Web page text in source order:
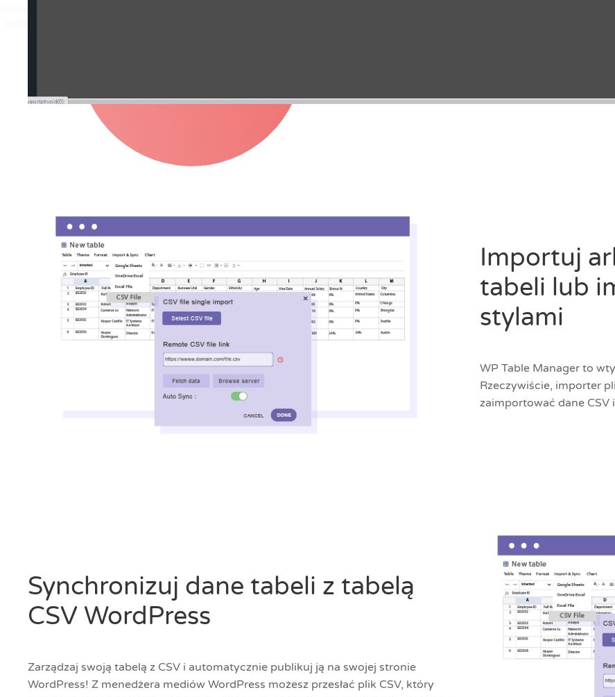
Importuj
tabeli lub
stylami
WP Table Manager to
Rzeczywiście, importer
zaimportować dane CSV
Synchronizuj dane tabeli z tabelą
CSV WordPress
Zarządzaj swoją tabelą z CSV i automatycznie publikuj ją na swojej stronie
WordPress! Z menedżera mediów WordPress możesz przesłać plik CSV, który